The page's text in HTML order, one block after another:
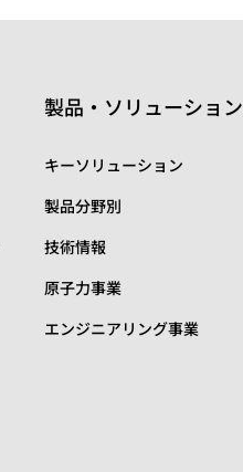
製品・ソリューション
キーソリューション
製品分野別
技術情報
原子力事業
エンジニアリング事業